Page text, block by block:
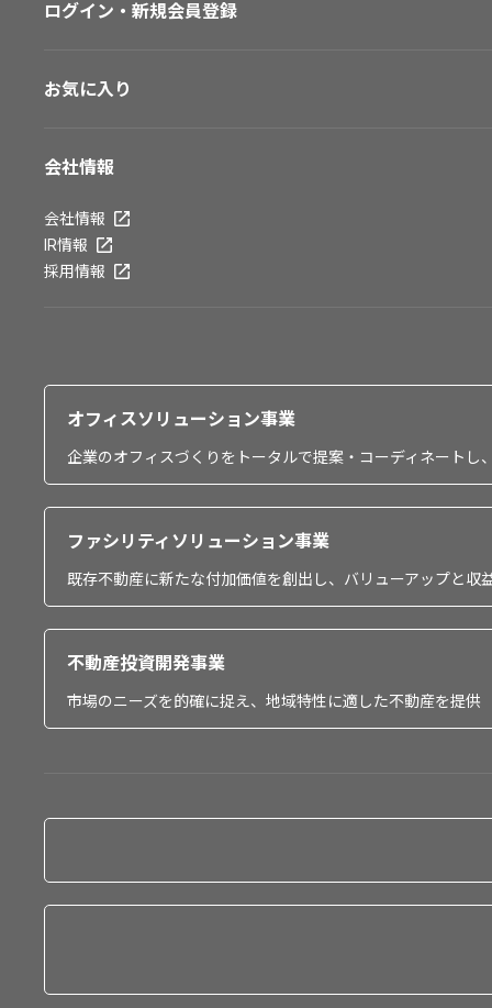
ログイン・新規会員登録
お気に入り
会社情報
会社情報
IR情報
採用情報
オフィスソリューション事業
企業のオフィスづくりをトータルで提案・コーディネート
ファシリティソリューション事業
既存不動産に新たな付加価値を創出し、バリューアップと収
不動産投資開発事業
市場のニーズを的確に捉え、地域特性に適した不動産を提供